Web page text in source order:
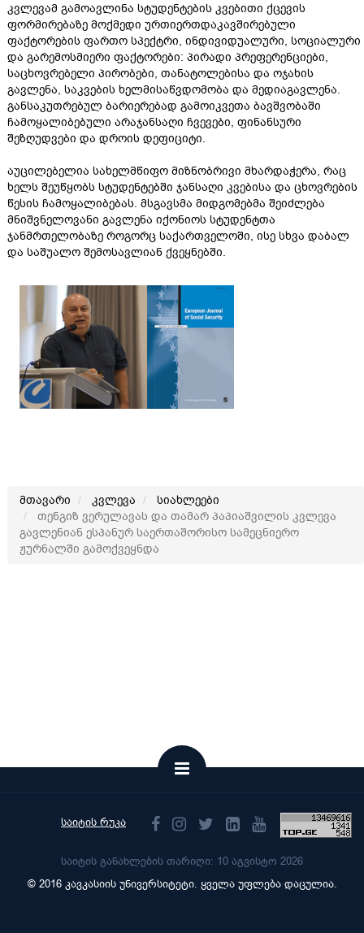
კვლევამ გამოავლინა სტუდენტების კვებითი ქცევის
ფორმირებაზე მოქმედი ურთიერთდაკავშირებული
ფაქტორების ფართო სპექტრი, ინდივიდუალური, სოციალური
და გარემოსმიერი ფაქტორები: პირადი პრეფერენციები,
საცხოვრებელი პირობები, თანატოლებისა და ოჯახის
გავლენა, საკვების ხელმისაწვდომობა და მედიაგავლენა.
განსაკუთრებულ ბარიერებად გამოიკვეთა ბავშვობაში
ჩამოყალიბებული არაჯანსაღი ჩვევები, ფინანსური
შეზღუდვები და დროის დეფიციტი.
აუცილებელია სახელმწიფო მიზნობრივი მხარდაჭერა, რაც
ხელს შეუწყობს სტუდენტებში ჯანსაღი კვებისა და ცხოვრების
წესის ჩამოყალიბებას. მსგავსმა მიდგომებმა შეიძლება
მნიშვნელოვანი გავლენა იქონიოს სტუდენტთა
ჯანმრთელობაზე როგორც საქართველოში, ისე სხვა დაბალ
და საშუალო შემოსავლიან ქვეყნებში.
მთავარი კვლევა
სიახლეები
თენგიზ ვერულავას და თამარ პაპიაშვილის კვლევა
გავლენიან ესპანურ საერთაშორისო სამეცნიერო
ჟურნალში გამოქვეყნდა
საიტის რუკა
საიტის განახლების თარიღი: 10 აგვისტო 2026
© 2016 კავკასიის უნივერსიტეტი. ყველა უფლება დაცულია.